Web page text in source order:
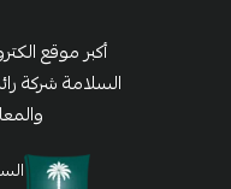
أكبر موقع
السلامة شركة